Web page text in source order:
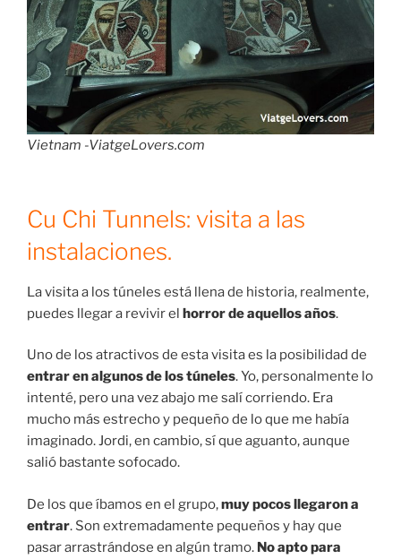
Vietnam -ViatgeLovers.com
Cu Chi Tunnels: visita a las
instalaciones.
La visita a los túneles está llena de historia, realmente,
puedes llegar a revivir el horror de aquellos años.
Uno de los atractivos de esta visita es la posibilidad de
entrar en algunos de los túneles. Yo, personalmente lo
intenté, pero una vez abajo me salí corriendo. Era
mucho más estrecho y pequeño de lo que me había
imaginado. Jordi, en cambio, sí que aguanto, aunque
salió bastante sofocado.
De los que íbamos en el grupo,muy pocos llegaron a
entrar. Son extremadamente pequeños y hay que
pasar arrastrándose en algún tramo. No apto para